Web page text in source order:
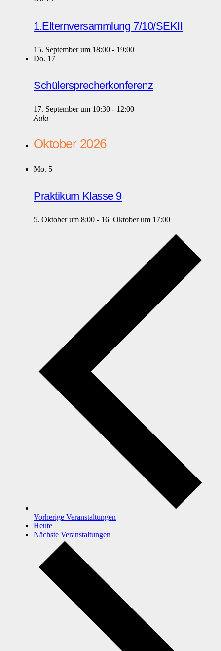
1.Elternversammlung 7/10/SEKII
15. September um 18:00 - 19:00
Do. 17
Schülersprecherkonferenz
17. September um 10:30 - 12:00
Aula
Oktober 2026
Mo. 5
Praktikum Klasse 9
5. Oktober um 8:00 - 16. Oktober um 17:00
Vorherige Veranstaltungen
Heute
Nächste Veranstaltungen